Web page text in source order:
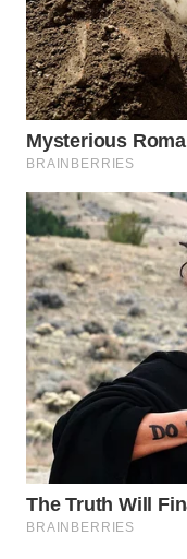
WN
LIKUPANG
WN
LABUANBAJO
WN
BORNEO
Wahana
Media
Group
WAHANA
NEWS
WAHANA
WAHANA